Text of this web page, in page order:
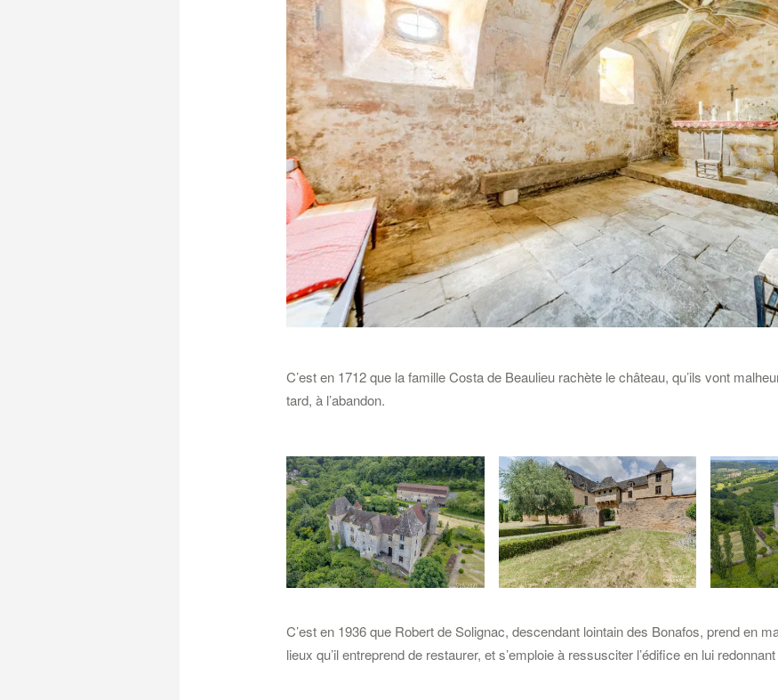
C’est en 1712 que la famille Costa de Beaulieu rachète le château, qu’ils vont
tard, à l’abandon.
C’est en 1936 que Robert de Solignac, descendant lointain des Bonafos, prend en
lieux qu’il entreprend de restaurer, et s’emploie à ressusciter l’édifice en lui